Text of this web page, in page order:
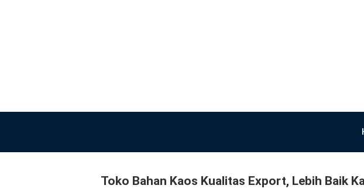
Toko Bahan Kaos Kualitas Export, Lebih Baik